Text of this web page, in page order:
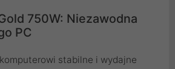
750W: Niezawodna
PC
stabilne i wydajne